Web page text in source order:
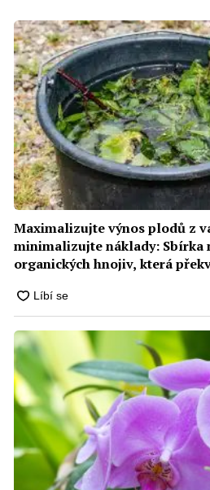
Maximalizujte výnos plodů z
minimalizujte náklady: Sbírka
organických hnojiv, která